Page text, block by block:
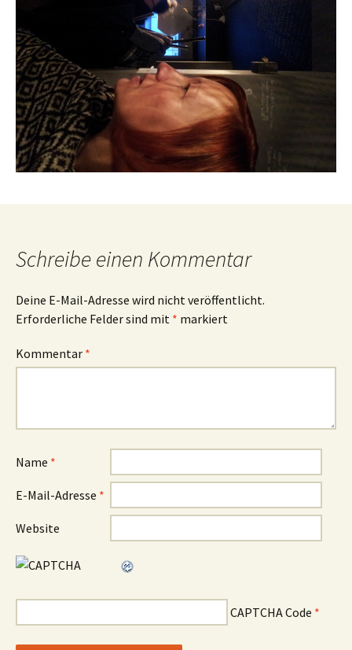
Schreibe einen Kommentar
Deine E-Mail-Adresse wird nicht veröffentlicht.
Erforderliche Felder sind mit * markiert
Kommentar *
Name *
E-Mail-Adresse *
Website
CAPTCHA Code *